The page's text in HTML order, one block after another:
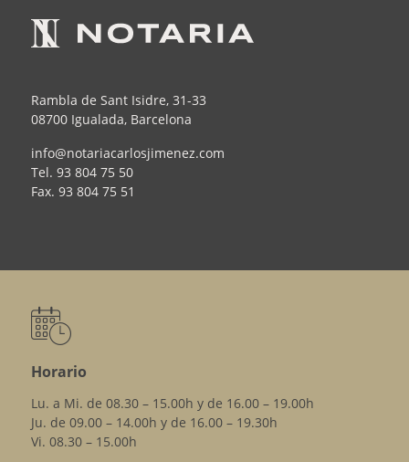
Rambla de Sant Isidre, 31-33
08700 Igualada, Barcelona
info@notariacarlosjimenez.com
Tel. 93 804 75 50
Fax. 93 804 75 51
Horario
Lu. a Mi. de 08.30 – 15.00h y de 16.00 – 19.00h
Ju. de 09.00 – 14.00h y de 16.00 – 19.30h
Vi. 08.30 – 15.00h